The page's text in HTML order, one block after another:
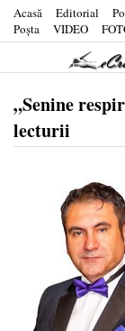
Acasă Editorial
Poşta
VIDEO
„Senine
lecturii